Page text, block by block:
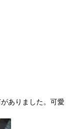
ありました。可愛